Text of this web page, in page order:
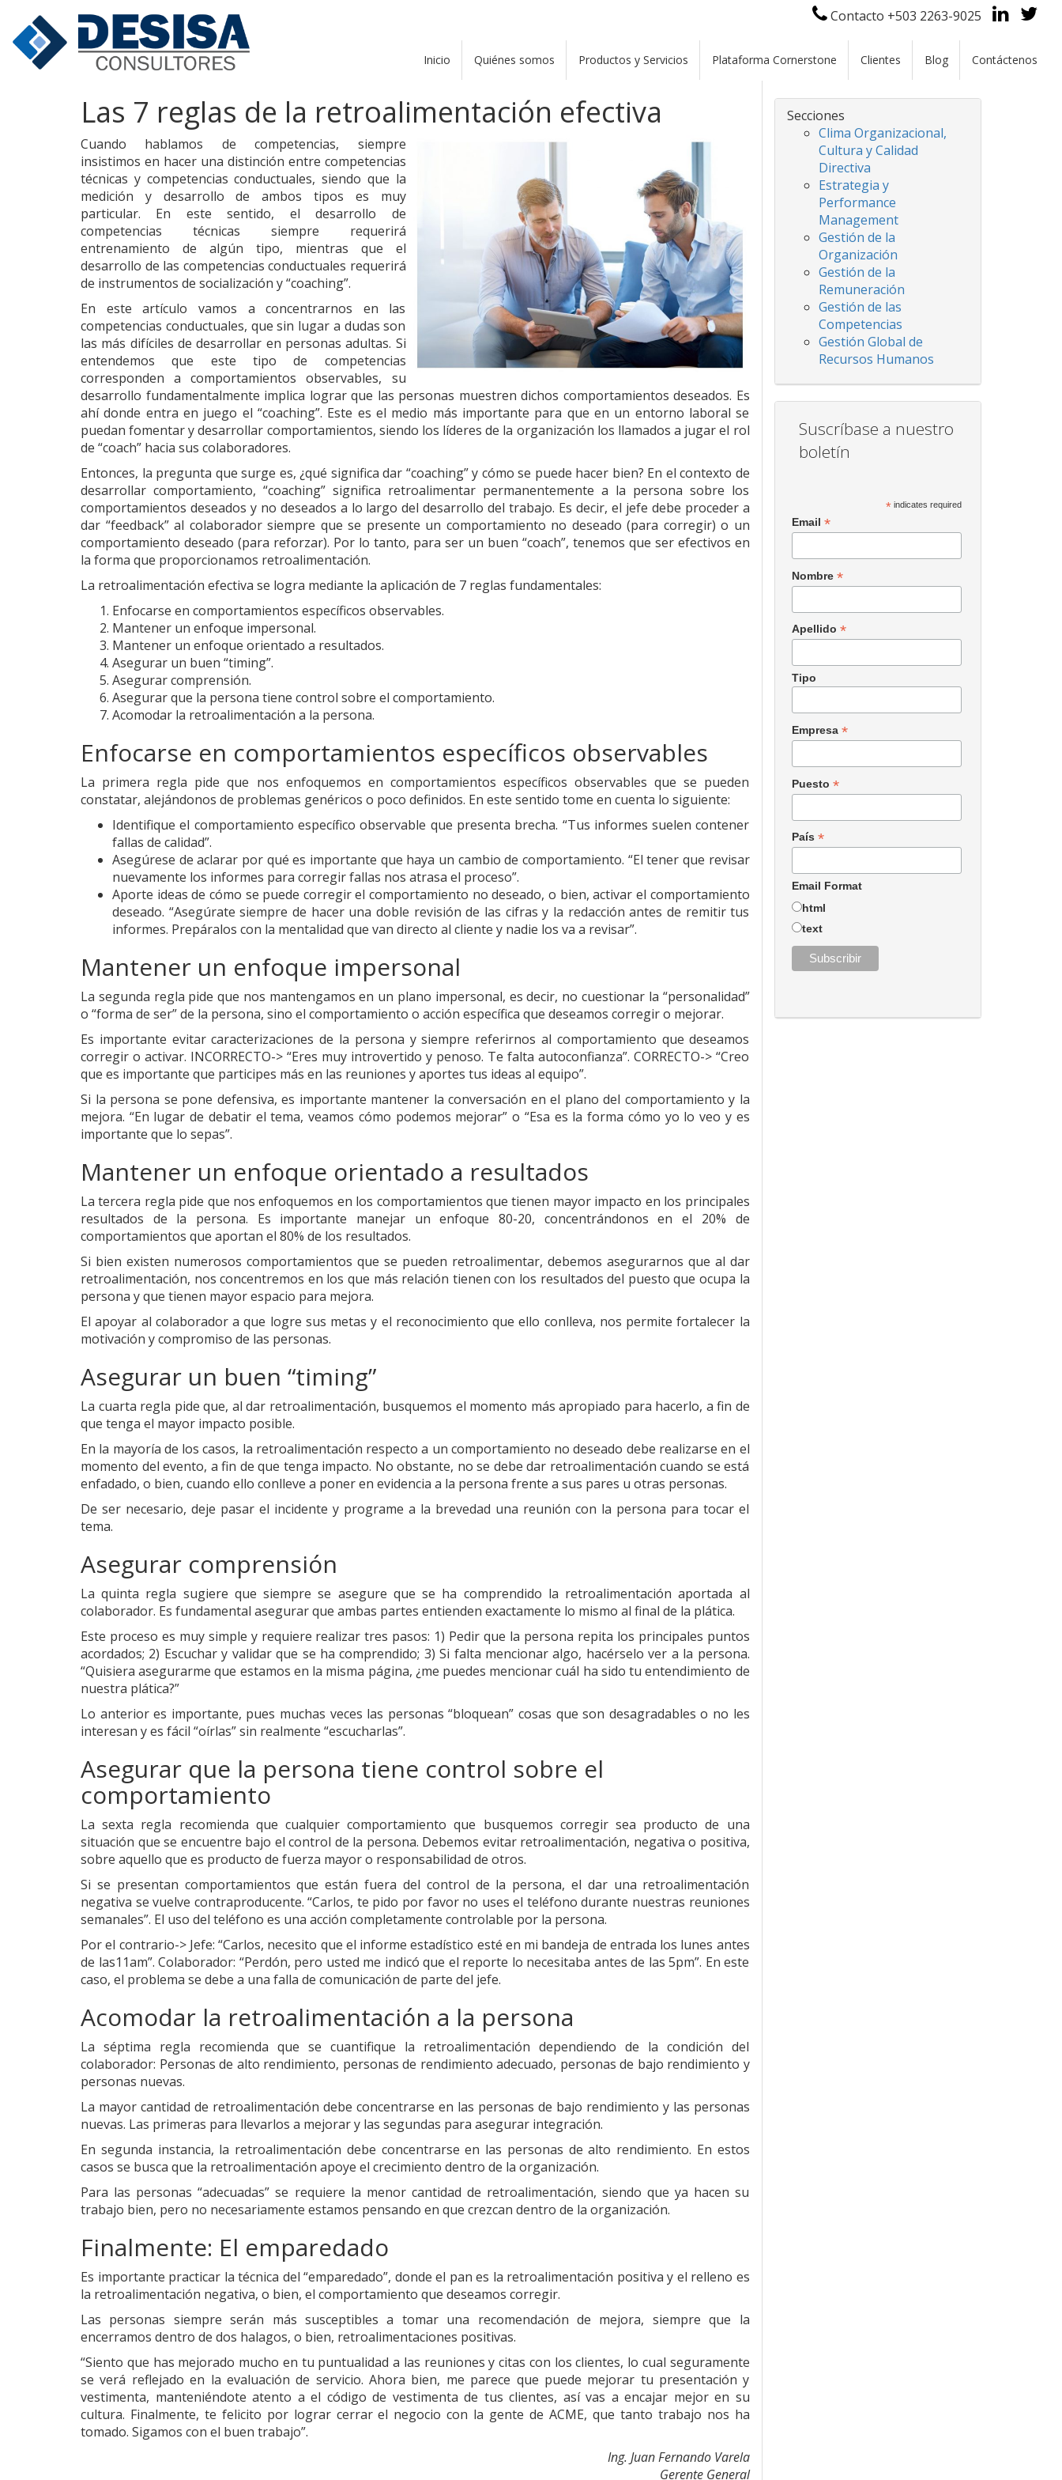
DESISA Consultores es una Firma que se enorgullece de entregar servicios de alta tecnología profesional en materia de gestión del desempeño empresarial y gestión del capital
humano, contando con un excelente nivel de satisfacción en nuestros clientes.
Contacto +503 2263-9025
Inicio Quiénes somos Productos y Servicios Plataforma Cornerstone Clientes Blog Contáctenos
Las 7 reglas de la retroalimentación efectiva
Cuando hablamos de competencias, siempre
insistimos en hacer una distinción entre competencias
técnicas y competencias conductuales, siendo que la
medición y desarrollo de ambos tipos es muy
particular. En este sentido, el desarrollo de
competencias técnicas siempre requerirá
entrenamiento de algún tipo, mientras que el
desarrollo de las competencias conductuales requerirá
de instrumentos de socialización y “coaching”.
En este artículo vamos a concentrarnos en las
competencias conductuales, que sin lugar a dudas son
las más difíciles de desarrollar en personas adultas. Si
entendemos que este tipo de competencias
corresponden a comportamientos observables, su
desarrollo fundamentalmente implica lograr que las personas muestren dichos comportamientos deseados. Es
ahí donde entra en juego el “coaching”. Este es el medio más importante para que en un entorno laboral se
puedan fomentar y desarrollar comportamientos, siendo los líderes de la organización los llamados a jugar el rol
de “coach” hacia sus colaboradores.
Entonces, la pregunta que surge es, ¿qué significa dar “coaching” y cómo se puede hacer bien? En el contexto de
desarrollar comportamiento, “coaching” significa retroalimentar permanentemente a la persona sobre los
comportamientos deseados y no deseados a lo largo del desarrollo del trabajo. Es decir, el jefe debe proceder a
dar “feedback” al colaborador siempre que se presente un comportamiento no deseado (para corregir) o un
comportamiento deseado (para reforzar). Por lo tanto, para ser un buen “coach”, tenemos que ser efectivos en
la forma que proporcionamos retroalimentación.
La retroalimentación efectiva se logra mediante la aplicación de 7 reglas fundamentales:
Enfocarse en comportamientos específicos observables.
Mantener un enfoque impersonal.
Mantener un enfoque orientado a resultados.
Asegurar un buen “timing”.
Asegurar comprensión.
Asegurar que la persona tiene control sobre el comportamiento.
Acomodar la retroalimentación a la persona.
Enfocarse en comportamientos específicos observables
La primera regla pide que nos enfoquemos en comportamientos específicos observables que se pueden
constatar, alejándonos de problemas genéricos o poco definidos. En este sentido tome en cuenta lo siguiente:
Identifique el comportamiento específico observable que presenta brecha. “Tus informes suelen contener
fallas de calidad”.
Asegúrese de aclarar por qué es importante que haya un cambio de comportamiento. “El tener que revisar
nuevamente los informes para corregir fallas nos atrasa el proceso”.
Aporte ideas de cómo se puede corregir el comportamiento no deseado, o bien, activar el comportamiento
deseado. “Asegúrate siempre de hacer una doble revisión de las cifras y la redacción antes de remitir tus
informes. Prepáralos con la mentalidad que van directo al cliente y nadie los va a revisar”.
Mantener un enfoque impersonal
La segunda regla pide que nos mantengamos en un plano impersonal, es decir, no cuestionar la “personalidad”
o “forma de ser” de la persona, sino el comportamiento o acción específica que deseamos corregir o mejorar.
Es importante evitar caracterizaciones de la persona y siempre referirnos al comportamiento que deseamos
corregir o activar. INCORRECTO-> “Eres muy introvertido y penoso. Te falta autoconfianza”. CORRECTO-> “Creo
que es importante que participes más en las reuniones y aportes tus ideas al equipo”.
Si la persona se pone defensiva, es importante mantener la conversación en el plano del comportamiento y la
mejora. “En lugar de debatir el tema, veamos cómo podemos mejorar” o “Esa es la forma cómo yo lo veo y es
importante que lo sepas”.
Mantener un enfoque orientado a resultados
La tercera regla pide que nos enfoquemos en los comportamientos que tienen mayor impacto en los principales
resultados de la persona. Es importante manejar un enfoque 80-20, concentrándonos en el 20% de
comportamientos que aportan el 80% de los resultados.
Si bien existen numerosos comportamientos que se pueden retroalimentar, debemos asegurarnos que al dar
retroalimentación, nos concentremos en los que más relación tienen con los resultados del puesto que ocupa la
persona y que tienen mayor espacio para mejora.
El apoyar al colaborador a que logre sus metas y el reconocimiento que ello conlleva, nos permite fortalecer la
motivación y compromiso de las personas.
Asegurar un buen “timing”
La cuarta regla pide que, al dar retroalimentación, busquemos el momento más apropiado para hacerlo, a fin de
que tenga el mayor impacto posible.
En la mayoría de los casos, la retroalimentación respecto a un comportamiento no deseado debe realizarse en el
momento del evento, a fin de que tenga impacto. No obstante, no se debe dar retroalimentación cuando se está
enfadado, o bien, cuando ello conlleve a poner en evidencia a la persona frente a sus pares u otras personas.
De ser necesario, deje pasar el incidente y programe a la brevedad una reunión con la persona para tocar el
tema.
Asegurar comprensión
La quinta regla sugiere que siempre se asegure que se ha comprendido la retroalimentación aportada al
colaborador. Es fundamental asegurar que ambas partes entienden exactamente lo mismo al final de la plática.
Este proceso es muy simple y requiere realizar tres pasos: 1) Pedir que la persona repita los principales puntos
acordados; 2) Escuchar y validar que se ha comprendido; 3) Si falta mencionar algo, hacérselo ver a la persona.
“Quisiera asegurarme que estamos en la misma página, ¿me puedes mencionar cuál ha sido tu entendimiento de
nuestra plática?”
Lo anterior es importante, pues muchas veces las personas “bloquean” cosas que son desagradables o no les
interesan y es fácil “oírlas” sin realmente “escucharlas”.
Asegurar que la persona tiene control sobre el
comportamiento
La sexta regla recomienda que cualquier comportamiento que busquemos corregir sea producto de una
situación que se encuentre bajo el control de la persona. Debemos evitar retroalimentación, negativa o positiva,
sobre aquello que es producto de fuerza mayor o responsabilidad de otros.
Si se presentan comportamientos que están fuera del control de la persona, el dar una retroalimentación
negativa se vuelve contraproducente. “Carlos, te pido por favor no uses el teléfono durante nuestras reuniones
semanales”. El uso del teléfono es una acción completamente controlable por la persona.
Por el contrario-> Jefe: “Carlos, necesito que el informe estadístico esté en mi bandeja de entrada los lunes antes
de las11am”. Colaborador: “Perdón, pero usted me indicó que el reporte lo necesitaba antes de las 5pm”. En este
caso, el problema se debe a una falla de comunicación de parte del jefe.
Acomodar la retroalimentación a la persona
La séptima regla recomienda que se cuantifique la retroalimentación dependiendo de la condición del
colaborador: Personas de alto rendimiento, personas de rendimiento adecuado, personas de bajo rendimiento y
personas nuevas.
La mayor cantidad de retroalimentación debe concentrarse en las personas de bajo rendimiento y las personas
nuevas. Las primeras para llevarlos a mejorar y las segundas para asegurar integración.
En segunda instancia, la retroalimentación debe concentrarse en las personas de alto rendimiento. En estos
casos se busca que la retroalimentación apoye el crecimiento dentro de la organización.
Para las personas “adecuadas” se requiere la menor cantidad de retroalimentación, siendo que ya hacen su
trabajo bien, pero no necesariamente estamos pensando en que crezcan dentro de la organización.
Finalmente: El emparedado
Es importante practicar la técnica del “emparedado”, donde el pan es la retroalimentación positiva y el relleno es
la retroalimentación negativa, o bien, el comportamiento que deseamos corregir.
Las personas siempre serán más susceptibles a tomar una recomendación de mejora, siempre que la
encerramos dentro de dos halagos, o bien, retroalimentaciones positivas.
“Siento que has mejorado mucho en tu puntualidad a las reuniones y citas con los clientes, lo cual seguramente
se verá reflejado en la evaluación de servicio. Ahora bien, me parece que puede mejorar tu presentación y
vestimenta, manteniéndote atento a el código de vestimenta de tus clientes, así vas a encajar mejor en su
cultura. Finalmente, te felicito por lograr cerrar el negocio con la gente de ACME, que tanto trabajo nos ha
tomado. Sigamos con el buen trabajo”.
Ing. Juan Fernando Varela
Gerente General
Secciones
Clima Organizacional,
Cultura y Calidad
Directiva
Estrategia y
Performance
Management
Gestión de la
Organización
Gestión de la
Remuneración
Gestión de las
Competencias
Gestión Global de
Recursos Humanos
Suscríbase a nuestro
boletín
* indicates required
Email*
Nombre*
Apellido*
Tipo
Empresa*
Puesto*
País*
Email Format
html
text